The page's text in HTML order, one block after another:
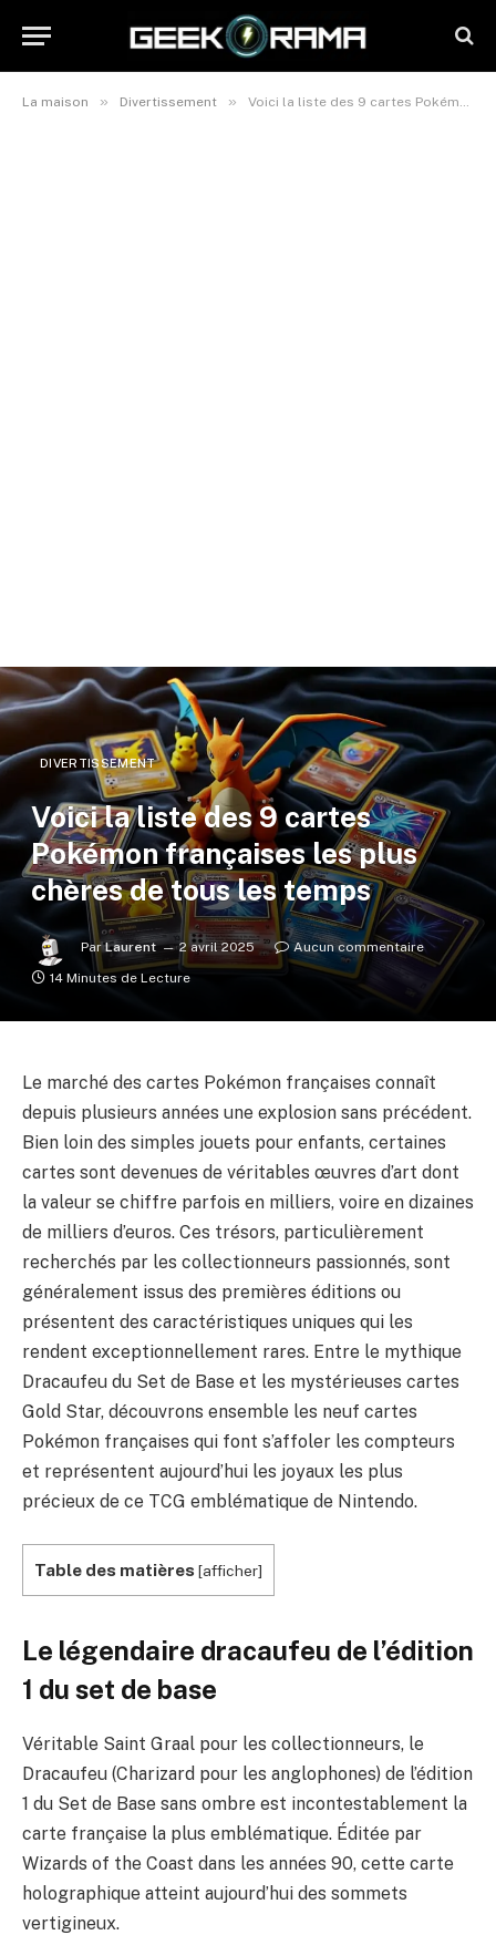
La maison » Divertissement » Voici la liste des 9 cartes Pokémon françaises les plus chères de tous les temps
DIVERTISSEMENT
Voici la liste des 9 cartes
Pokémon françaises les plus
chères de tous les temps
Par Laurent 2 avril 2025
Aucun commentaire
14 Minutes de Lecture
Le marché des cartes Pokémon françaises connaît
depuis plusieurs années une explosion sans précédent.
Bien loin des simples jouets pour enfants, certaines
cartes sont devenues de véritables œuvres d’art dont
la valeur se chiffre parfois en milliers, voire en dizaines
de milliers d’euros. Ces trésors, particulièrement
recherchés par les collectionneurs passionnés, sont
généralement issus des premières éditions ou
présentent des caractéristiques uniques qui les
rendent exceptionnellement rares. Entre le mythique
Dracaufeu du Set de Base et les mystérieuses cartes
Gold Star, découvrons ensemble les neuf cartes
Pokémon françaises qui font s’affoler les compteurs
et représentent aujourd’hui les joyaux les plus
précieux de ce TCG emblématique de Nintendo.
Table des matières [afficher]
Le légendaire dracaufeu de l’édition
1 du set de base
Véritable Saint Graal pour les collectionneurs, le
Dracaufeu (Charizard pour les anglophones) de l’édition
1 du Set de Base sans ombre est incontestablement la
carte française la plus emblématique. Éditée par
Wizards of the Coast dans les années 90, cette carte
holographique atteint aujourd’hui des sommets
vertigineux.